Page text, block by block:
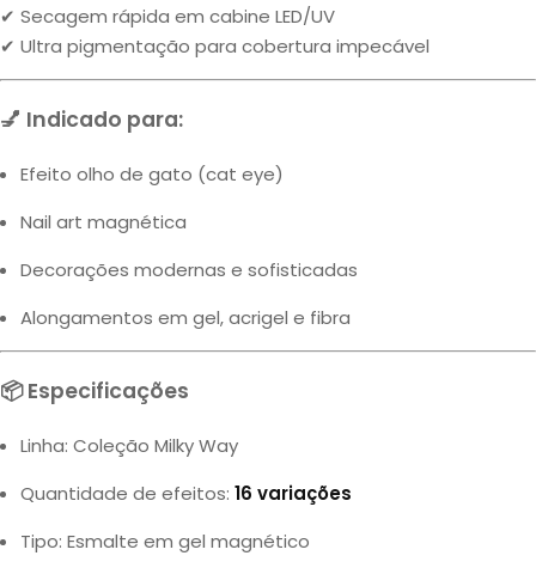
✔ Secagem rápida em cabine LED/UV
✔ Ultra pigmentação para cobertura impecável
💅 Indicado para:
Efeito olho de gato (cat eye)
Nail art magnética
Decorações modernas e sofisticadas
Alongamentos em gel, acrigel e fibra
📦 Especificações
Linha: Coleção Milky Way
Quantidade de efeitos: 16 variações
Tipo: Esmalte em gel magnético